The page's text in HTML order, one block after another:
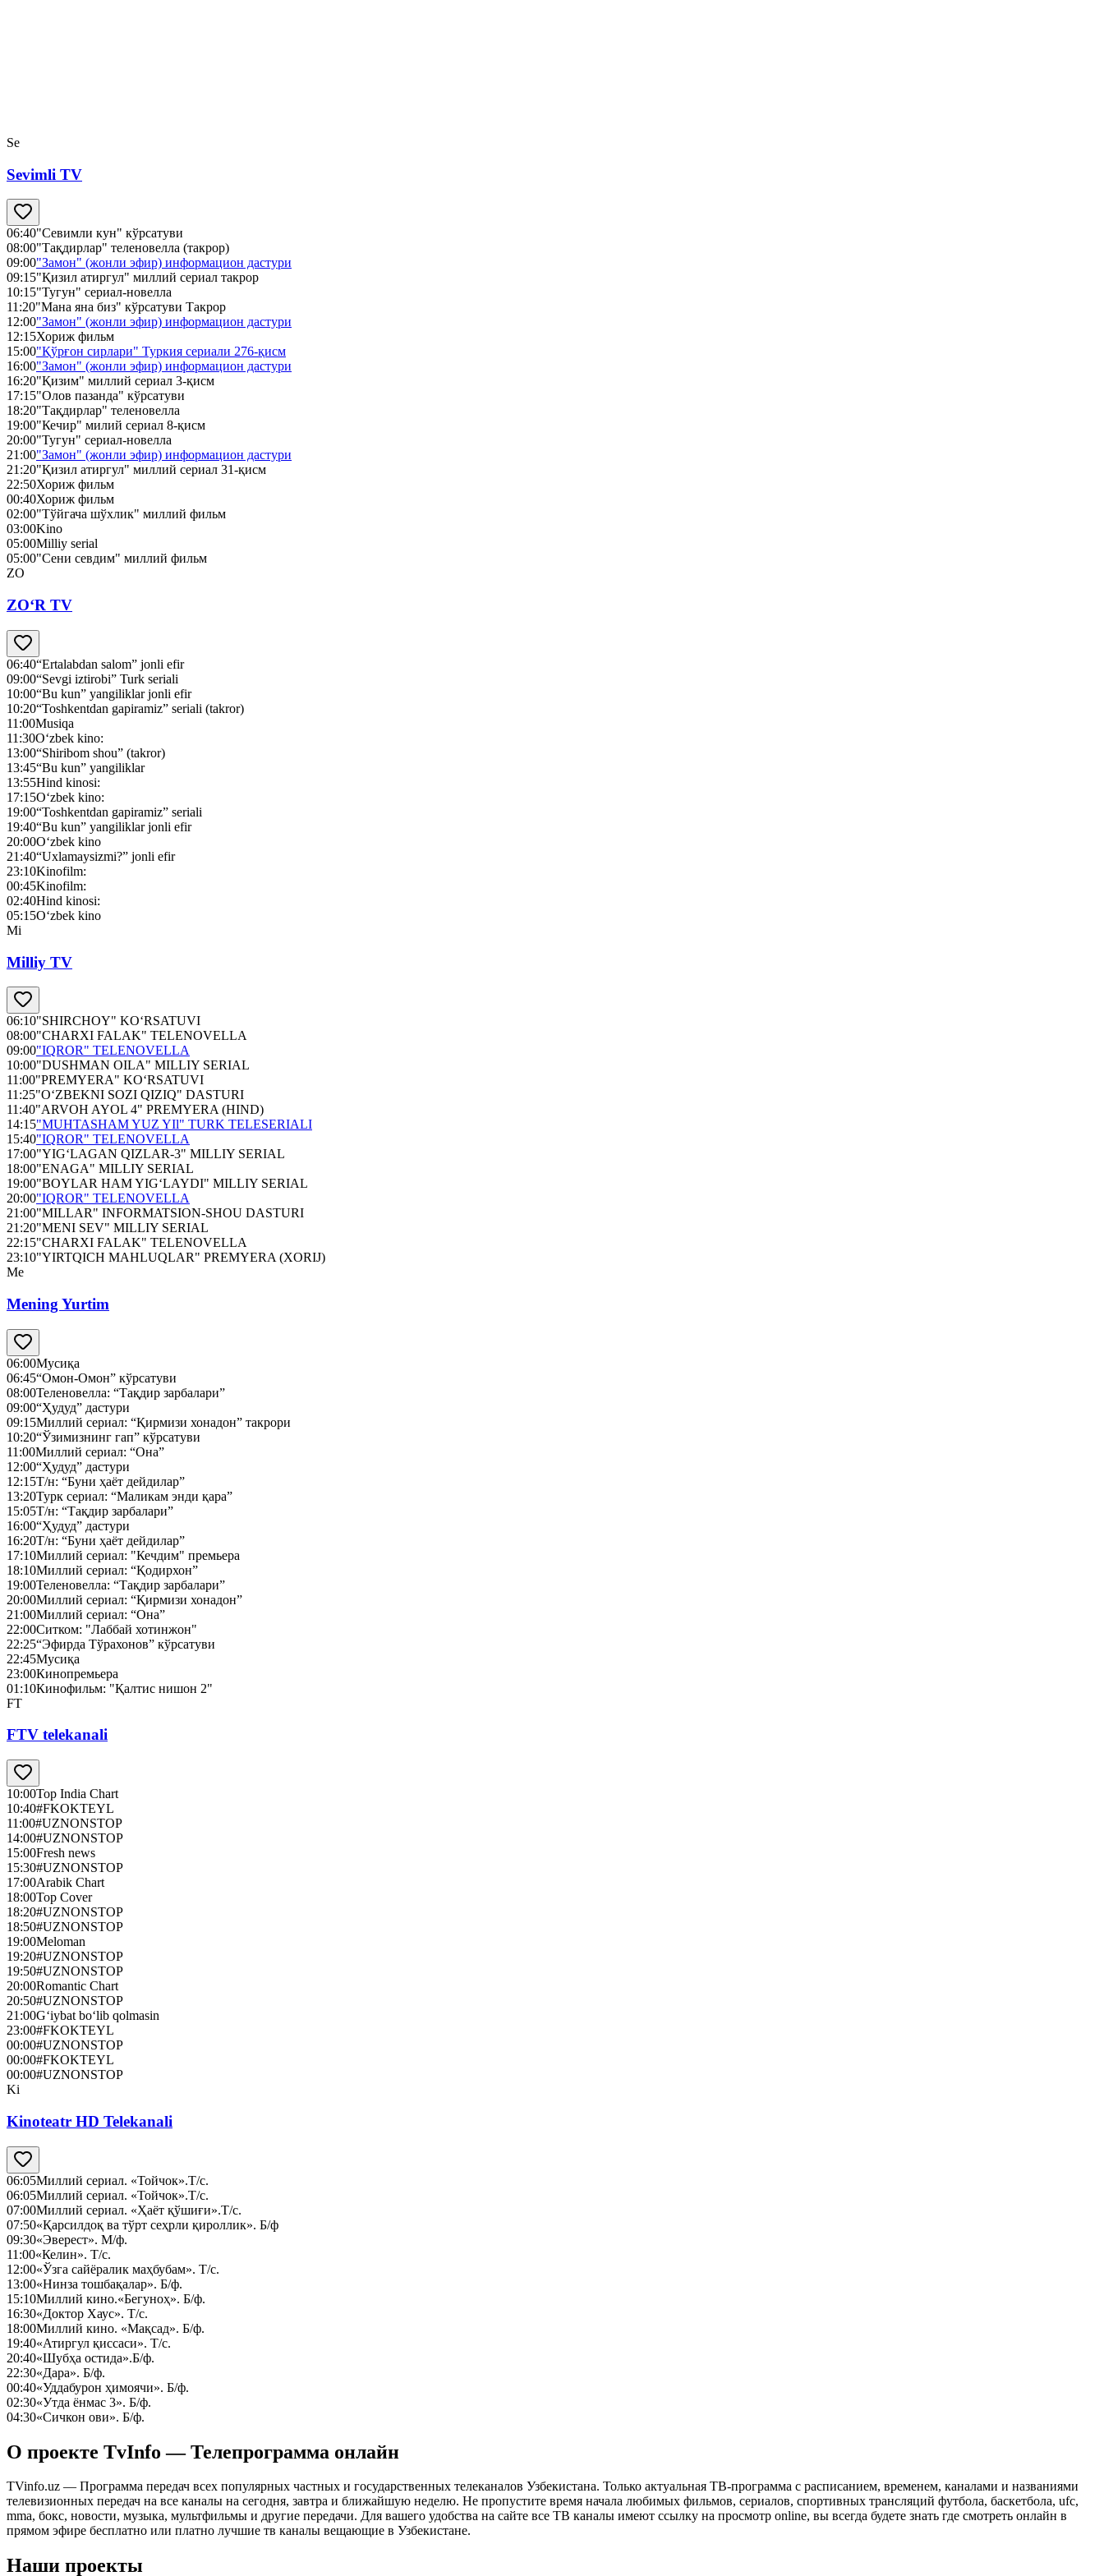
Se
Sevimli TV
06:40"Севимли кун" кўрсатуви
08:00"Тақдирлар" теленовелла (такрор)
09:00"Замон" (жонли эфир) информацион дастури
09:15"Қизил атиргул" миллий сериал такрор
10:15"Тугун" сериал-новелла
11:20"Мана яна биз" кўрсатуви Такрор
12:00"Замон" (жонли эфир) информацион дастури
12:15Хориж фильм
15:00"Қўрғон сирлари" Туркия сериали 276-қисм
16:00"Замон" (жонли эфир) информацион дастури
16:20"Қизим" миллий сериал 3-қисм
17:15"Олов пазанда" кўрсатуви
18:20"Тақдирлар" теленовелла
19:00"Кечир" милий сериал 8-қисм
20:00"Тугун" сериал-новелла
21:00"Замон" (жонли эфир) информацион дастури
21:20"Қизил атиргул" миллий сериал 31-қисм
22:50Хориж фильм
00:40Хориж фильм
02:00"Тўйгача шўхлик" миллий фильм
03:00Kino
05:00Milliy serial
05:00"Сени севдим" миллий фильм
ZO
ZO‘R TV
06:40“Ertalabdan salom” jonli efir
09:00“Sevgi iztirobi” Turk seriali
10:00“Bu kun” yangiliklar jonli efir
10:20“Toshkentdan gapiramiz” seriali (takror)
11:00Musiqa
11:30O‘zbek kino:
13:00“Shiribom shou” (takror)
13:45“Bu kun” yangiliklar
13:55Hind kinosi:
17:15O‘zbek kino:
19:00“Toshkentdan gapiramiz” seriali
19:40“Bu kun” yangiliklar jonli efir
20:00O‘zbek kino
21:40“Uxlamaysizmi?” jonli efir
23:10Kinofilm:
00:45Kinofilm:
02:40Hind kinosi:
05:15O‘zbek kino
Mi
Milliy TV
06:10"SHIRCHOY" KO‘RSATUVI
08:00"CHARXI FALAK" TELENOVELLA
09:00"IQROR" TELENOVELLA
10:00"DUSHMAN OILA" MILLIY SERIAL
11:00"PREMYERA" KO‘RSATUVI
11:25"O‘ZBEKNI SOZI QIZIQ" DASTURI
11:40"ARVOH AYOL 4" PREMYERA (HIND)
14:15"MUHTASHAM YUZ YIl" TURK TELESERIALI
15:40"IQROR" TELENOVELLA
17:00"YIG‘LAGAN QIZLAR-3" MILLIY SERIAL
18:00"ENAGA" MILLIY SERIAL
19:00"BOYLAR HAM YIG‘LAYDI" MILLIY SERIAL
20:00"IQROR" TELENOVELLA
21:00"MILLAR" INFORMATSION-SHOU DASTURI
21:20"MENI SEV" MILLIY SERIAL
22:15"CHARXI FALAK" TELENOVELLA
23:10"YIRTQICH MAHLUQLAR" PREMYERA (XORIJ)
Me
Mening Yurtim
06:00Мусиқа
06:45“Омон-Омон” кўрсатуви
08:00Теленовелла: “Тақдир зарбалари”
09:00“Ҳудуд” дастури
09:15Миллий сериал: “Қирмизи хонадон” такрори
10:20“Ўзимизнинг гап” кўрсатуви
11:00Миллий сериал: “Она”
12:00“Ҳудуд” дастури
12:15Т/н: “Буни ҳаёт дейдилар”
13:20Турк сериал: “Маликам энди қара”
15:05Т/н: “Тақдир зарбалари”
16:00“Ҳудуд” дастури
16:20Т/н: “Буни ҳаёт дейдилар”
17:10Миллий сериал: "Кечдим" премьера
18:10Миллий сериал: “Қодирхон”
19:00Теленовелла: “Тақдир зарбалари”
20:00Миллий сериал: “Қирмизи хонадон”
21:00Миллий сериал: “Она”
22:00Ситком: "Лаббай хотинжон"
22:25“Эфирда Тўрахонов” кўрсатуви
22:45Мусиқа
23:00Кинопремьера
01:10Кинофильм: "Қалтис нишон 2"
FT
FTV telekanali
10:00Top India Chart
10:40#FKOKTEYL
11:00#UZNONSTOP
14:00#UZNONSTOP
15:00Fresh news
15:30#UZNONSTOP
17:00Arabik Chart
18:00Top Cover
18:20#UZNONSTOP
18:50#UZNONSTOP
19:00Meloman
19:20#UZNONSTOP
19:50#UZNONSTOP
20:00Romantic Chart
20:50#UZNONSTOP
21:00G‘iybat bo‘lib qolmasin
23:00#FKOKTEYL
00:00#UZNONSTOP
00:00#FKOKTEYL
00:00#UZNONSTOP
Ki
Kinoteatr HD Telekanali
06:05Миллий сериал. «Тойчок».Т/с.
06:05Миллий сериал. «Тойчок».Т/с.
07:00Миллий сериал. «Ҳаёт қўшиғи».Т/с.
07:50«Қарсилдоқ ва тўрт сеҳрли қироллик». Б/ф
09:30«Эверест». М/ф.
11:00«Келин». Т/с.
12:00«Ўзга сайёралик маҳбубам». Т/с.
13:00«Нинза тошбақалар». Б/ф.
15:10Миллий кино.«Бегуноҳ». Б/ф.
16:30«Доктор Хаус». Т/с.
18:00Миллий кино. «Мақсад». Б/ф.
19:40«Атиргул қиссаси». Т/с.
20:40«Шубҳа остида».Б/ф.
22:30«Дара». Б/ф.
00:40«Уддабурон ҳимоячи». Б/ф.
02:30«Утда ёнмас 3». Б/ф.
04:30«Сичкон ови». Б/ф.
О проекте TvInfo — Телепрограмма онлайн
TVinfo.uz — Программа передач всех популярных частных и государственных телеканалов Узбекистана. Только актуальная ТВ-программа с расписанием, временем, каналами и названиями
телевизионных передач на все каналы на сегодня, завтра и ближайшую неделю. Не пропустите время начала любимых фильмов, сериалов, спортивных трансляций футбола, баскетбола, ufc,
mma, бокс, новости, музыка, мультфильмы и другие передачи. Для вашего удобства на сайте все ТВ каналы имеют ссылку на просмотр online, вы всегда будете знать где смотреть онлайн в
прямом эфире бесплатно или платно лучшие тв каналы вещающие в Узбекистане.
Наши проекты